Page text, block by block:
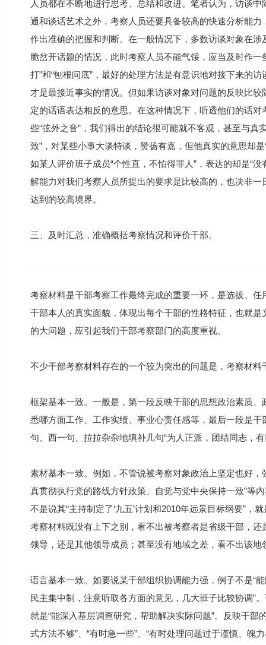
人员都在不断地进行思考、总结和改进。笔者认为，访谈
通和谈话艺术之外，考察人员还要具备较高的快速分析能
作出准确的把握和判断。在一般情况下，多数访谈对象在
脆岔开话题的情况，此时考察人员不能气馁，应当及时作
打”和“刨根问底”，最好的处理方法是有意识地对接下来的
才是最接近事实的情况。但如果访谈对象对问题的反映比
定的话语表达相反的意思。在这种情况下，听透他们的话
些“弦外之音”，我们得出的结论很可能就不客观，甚至与
致”，对某些小事大谈特谈，赞扬有嘉，但他真实的意思却
如某人评价班子成员“个性直，不怕得罪人”，表达的却是“
解能力对我们考察人员所提出的要求是比较高的，也决非
达到的较高境界。
三、及时汇总，准确概括考察情况和评价干部。
考察材料是干部考察工作最终完成的重要一环，是选拔、
干部本人的真实面貌，体现出每个干部的性格特征，也就
的大问题，应引起我们干部考察部门的高度重视。
不少干部考察材料存在的一个较为突出的问题是，考察材料
框架基本一致。一般是，第一段反映干部的思想政治素质
悉哪方面工作、工作实绩、事业心责任感等，最后一段是
句、西一句、拉拉杂杂地填补几句“为人正派，团结同志，
素材基本一致。例如，不管说被考察对象政治上坚定也好
真贯彻执行党的路线方针政策、自觉与党中央保持一致”等
不是说其“主持制定了‘九五’计划和2010年远景目标纲要”，
考察材料既没有上下之别，看不出被考察者是省级干部，
领导，还是其他领导成员；甚至没有地域之差，看不出该
语言基本一致。如要说某干部组织协调能力强，例子不是“
民主集中制，注意听取各方面的意见，几大班子比较协调”
就是“能深入基层调查研究，帮助解决实际问题”。反映干
式方法不够”、“有时急一些”、“有时处理问题过于谨慎、